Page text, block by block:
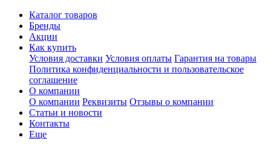
Каталог товаров
Бренды
Акции
Как купить
Условия доставки Условия оплаты Гарантия на товары
Политика конфиденциальности и пользовательское
соглашение
О компании
О компании Реквизиты Отзывы о компании
Статьи и новости
Контакты
Еще